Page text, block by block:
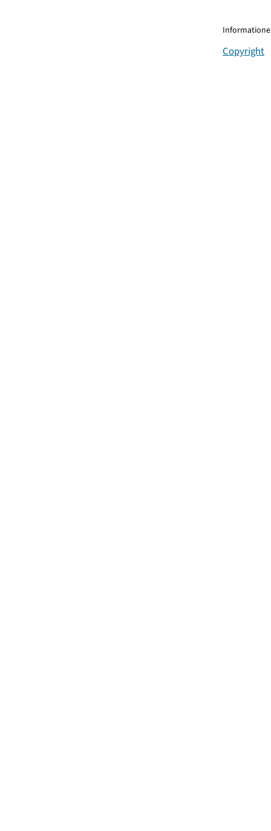
Copyright